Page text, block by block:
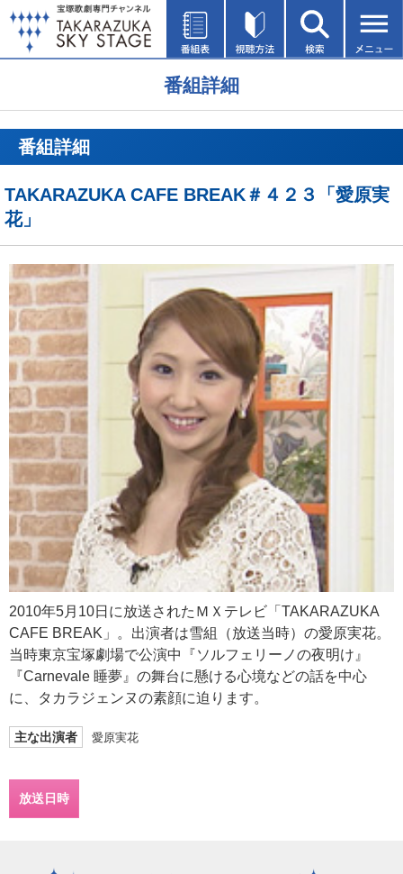
番組詳細
番組詳細
TAKARAZUKA CAFE BREAK＃４２３「愛原実
花」
2010年5月10日に放送されたＭＸテレビ「TAKARAZUKA
CAFE BREAK」。出演者は雪組（放送当時）の愛原実花。
当時東京宝塚劇場で公演中『ソルフェリーノの夜明け』
『Carnevale 睡夢』の舞台に懸ける心境などの話を中心
に、タカラジェンヌの素顔に迫ります。
主な出演者 愛原実花
放送日時